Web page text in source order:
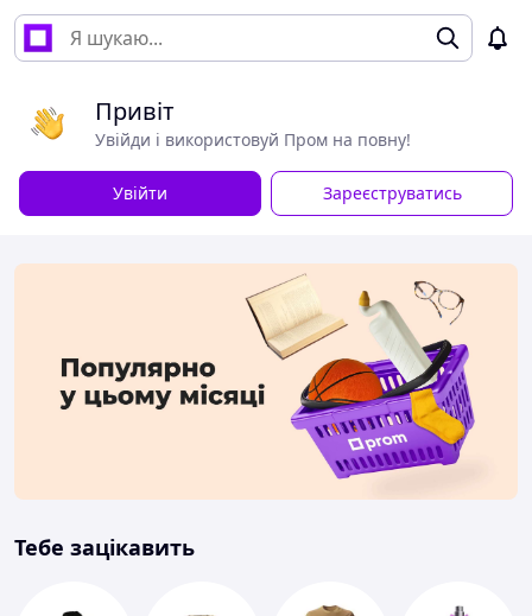
Привіт
Увійди і використовуй Пром на повну!
Увійти Зареєструватись
Тебе зацікавить